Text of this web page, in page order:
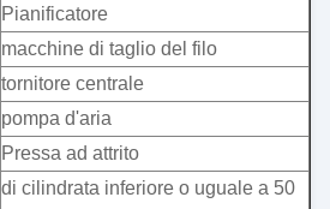
Pianificatore
macchine di taglio del filo
tornitore centrale
pompa d'aria
Pressa ad attrito
di cilindrata inferiore o uguale a 50